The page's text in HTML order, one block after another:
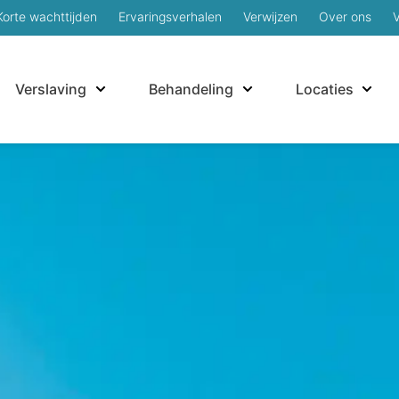
wachttijden Ervaringsverhalen Verwijzen Over ons
Verslaving Behandeling Locaties